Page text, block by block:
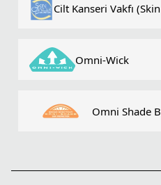
Cilt Kanseri Vakfı
Omni-Wick
Omni Shade